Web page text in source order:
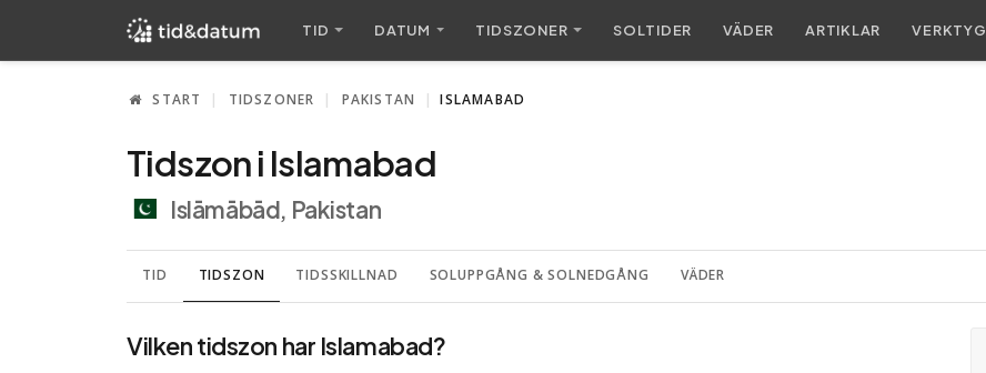
TID DATUM TIDSZONER SOLTIDER VÄDER ARTIKLAR VERKTYG
START TIDSZONER PAKISTAN ISLAMABAD
Tidszon i Islamabad
Islāmābād, Pakistan
TID TIDSZON TIDSSKILLNAD SOLUPPGÅNG & SOLNEDGÅNG VÄDER
Vilken tidszon har Islamabad?